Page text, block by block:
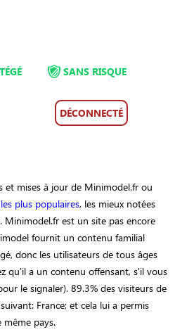
SANS RISQUE
DÉCONNECTÉ
et mises à jour de Minimodel.fr ou
les plus populaires, les mieux notées
Minimodel.fr est un site pas encore
fournit un contenu familial
donc les utilisateurs de tous âges
qu'il a un contenu offensant, s'il vous
le signaler). 89.3% des visiteurs de
France; et cela lui a permis
même pays.